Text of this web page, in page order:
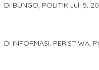
Di BUNGO, POLITIK|Juli 5,
Di INFORMASI, PERISTIWA,